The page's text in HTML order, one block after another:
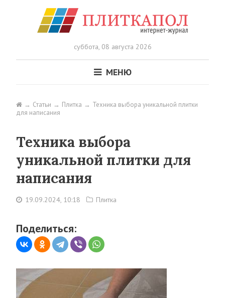
суббота,08 августа 2026
МЕНЮ
Статьи Плитка
Техника выбора уникальной плитки
для написания
Техника выбора
уникальной плитки для
написания
19.09.2024, 10:18 Плитка
Поделиться: